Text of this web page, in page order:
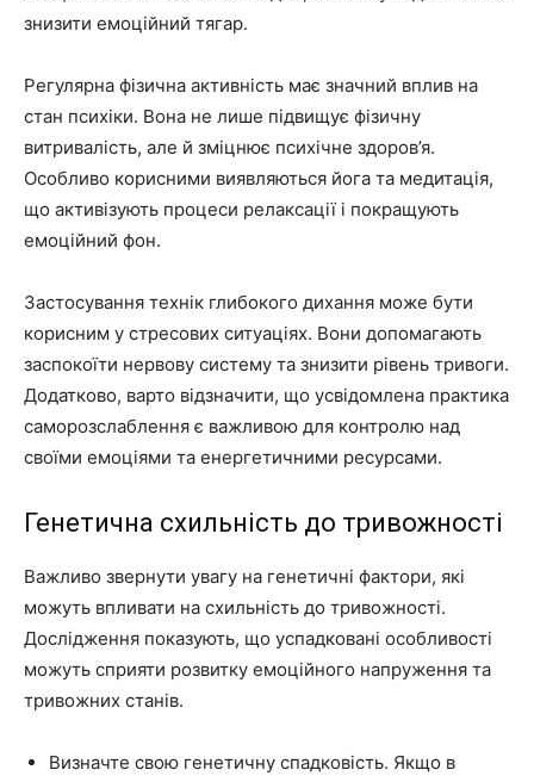
знизити емоційний тягар.
Регулярна фізична активність має значний вплив на
стан психіки. Вона не лише підвищує фізичну
витривалість, але й зміцнює психічне здоров’я.
Особливо корисними виявляються йога та медитація,
що активізують процеси релаксації і покращують
емоційний фон.
Застосування технік глибокого дихання може бути
корисним у стресових ситуаціях. Вони допомагають
заспокоїти нервову систему та знизити рівень тривоги.
Додатково, варто відзначити, що усвідомлена практика
саморозслаблення є важливою для контролю над
своїми емоціями та енергетичними ресурсами.
Генетична схильність до тривожності
Важливо звернути увагу на генетичні фактори, які
можуть впливати на схильність до тривожності.
Дослідження показують, що успадковані особливості
можуть сприяти розвитку емоційного напруження та
тривожних станів.
Визначте свою генетичну спадковість. Якщо в